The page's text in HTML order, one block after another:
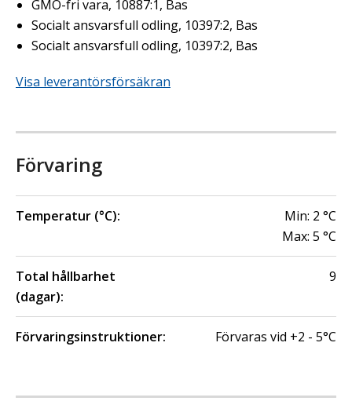
GMO-fri vara, 10887:1, Bas
Socialt ansvarsfull odling, 10397:2, Bas
Socialt ansvarsfull odling, 10397:2, Bas
Visa leverantörsförsäkran
Förvaring
Temperatur (°C): Min: 2 °C
Max: 5 °C
Total hållbarhet
(dagar):
9
Förvaringsinstruktioner: Förvaras vid +2 - 5°C